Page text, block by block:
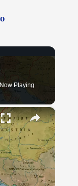
Now Playing
×